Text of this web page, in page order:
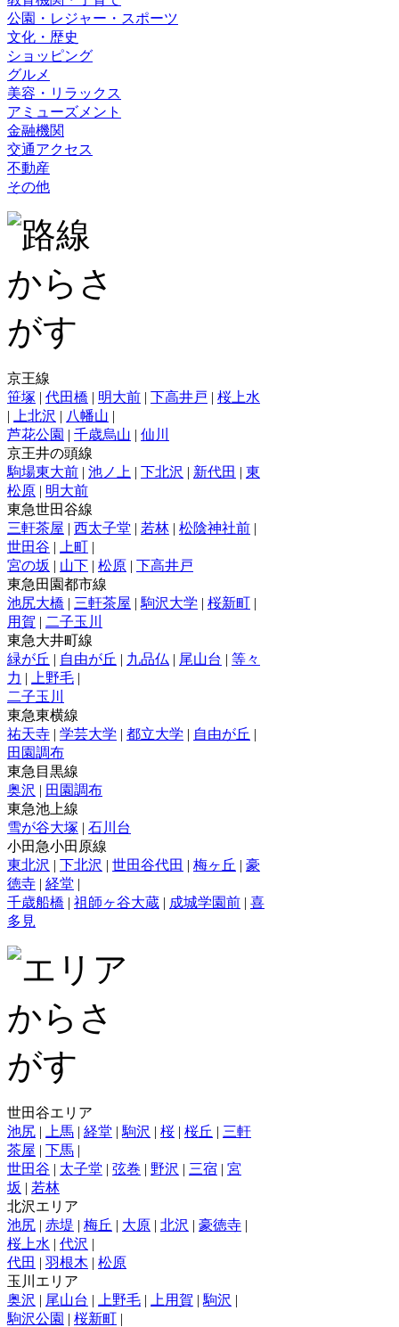
公園・レジャー・スポーツ
文化・歴史
ショッピング
グルメ
美容・リラックス
アミューズメント
金融機関
交通アクセス
不動産
その他
京王線
笹塚 | 代田橋 | 明大前 | 下高井戸 | 桜上水
|
上北沢 | 八幡山 |
芦花公園 | 千歳烏山 | 仙川
京王井の頭線
駒場東大前 | 池ノ上 | 下北沢 | 新代田 | 東
松原 | 明大前
東急世田谷線
三軒茶屋 | 西太子堂 | 若林 | 松陰神社前 |
世田谷 | 上町 |
宮の坂 | 山下 | 松原 | 下高井戸
東急田園都市線
池尻大橋 | 三軒茶屋 | 駒沢大学 | 桜新町 |
用賀 | 二子玉川
東急大井町線
緑が丘 | 自由が丘 | 九品仏 | 尾山台 | 等々
力 | 上野毛 |
二子玉川
東急東横線
祐天寺 | 学芸大学 | 都立大学 | 自由が丘 |
田園調布
東急目黒線
奥沢 | 田園調布
東急池上線
雪が谷大塚 | 石川台
小田急小田原線
東北沢 | 下北沢 | 世田谷代田 | 梅ヶ丘 | 豪
徳寺 | 経堂 |
千歳船橋 | 祖師ヶ谷大蔵 | 成城学園前 | 喜
多見
世田谷エリア
池尻 | 上馬 | 経堂 | 駒沢 | 桜 | 桜丘 | 三軒
茶屋 | 下馬 |
世田谷 | 太子堂 | 弦巻 | 野沢 | 三宿 | 宮
坂 | 若林
北沢エリア
池尻 | 赤堤 | 梅丘 | 大原 | 北沢 | 豪徳寺 |
桜上水 | 代沢 |
代田 | 羽根木 | 松原
玉川エリア
奥沢 | 尾山台 | 上野毛 | 上用賀 | 駒沢 |
駒沢公園 | 桜新町 |